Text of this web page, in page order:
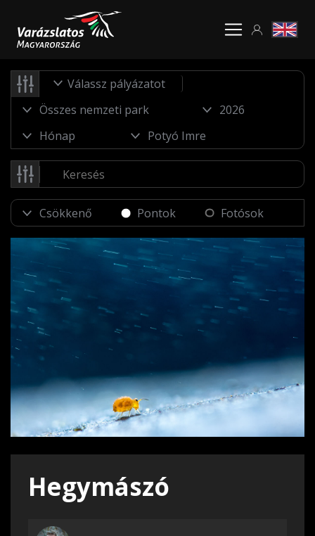
Válassz pályázatot
Pontok Fotósok
Hegymászó